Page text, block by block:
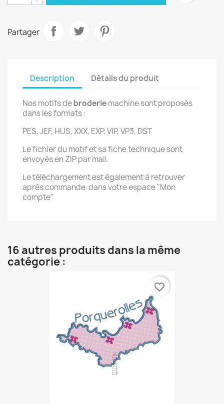
Partager
Description Détails du produit
Nos motifs debroderiemachine sont proposés
dans les formats :
PES, JEF, HUS, XXX, EXP, VIP, VP3, DST
Le fichier du motif et sa fiche technique sont
envoyés en ZIP par mail.
Le téléchargement est également à retrouver
après commande dans votre espace "Mon
compte"
16 autres produits dans la même
catégorie :
favorite_border